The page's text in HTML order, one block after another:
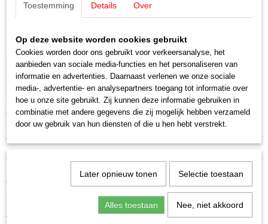
goederenlocomotief type 52 met
kuiptender
LET OP: Kies bij betalen voor de optie:
Betalen bij afhalen
Een aanbetaling is NIET nodig!
Betalen en afhalen of opsturen geschied binnen 30 dagen na
uitlevering door Märklin.
Goederenlocomotief type 52 van de Deutsche Bundesbahn (DB). Model
met kuiptender, gesloten machinistenhuis en Witte windleiplaten. Zoals in
gebruik in het begin van de jaren ’50
Machinistenhuis met ingezette ramen. Fijn gevormd, volledig
gedetailleerd en echt werkend stangenstelsel. Met imitatieremmen en
zand valpijpen. Alle drijfassen worden aangedreven. Dit locomotiefmodel
is uitgerust met Witte windleiplaten en heeft een tweepunts frontsein met
warm-witte LED‘s. De voorloop as is voorzien van gesloten wielen.
Toestemming Details Over
Op deze website worden cookies gebruikt
Cookies worden door ons gebruikt voor verkeersanalyse, het
aanbieden van sociale media-functies en het personaliseren van
informatie en advertenties. Daarnaast verlenen we onze sociale
media-, advertentie- en analysepartners toegang tot informatie over
hoe u onze site gebruikt. Zij kunnen deze informatie gebruiken in
combinatie met andere gegevens die zij mogelijk hebben verzameld
door uw gebruik van hun diensten of die u hen hebt verstrekt.
Later opnieuw tonen Selectie toestaan
Alles toestaan Nee, niet akkoord